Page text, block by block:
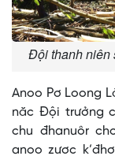
Đội thanh niên
Anoo Pơ Loong
năc Đội trưởng
chu đhanuôr
anoo zươc